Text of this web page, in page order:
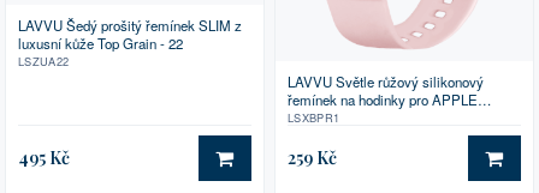
LAVVU Šedý prošitý řemínek SLIM z
luxusní kůže Top Grain - 22
LSZUA22
495 Kč DO KOŠÍKU
LAVVU Světle růžový silikonový
řemínek na hodinky pro APPLE
WATCH 38-40 mm
LSXBPR1
259 Kč DO